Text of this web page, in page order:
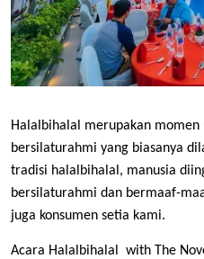
Halalbihalal merupakan
bersilaturahmi yang biasanya
tradisi halalbihalal, manusia
bersilaturahmi dan bermaaf-
juga konsumen setia kami.
Acara Halalbihalal with The